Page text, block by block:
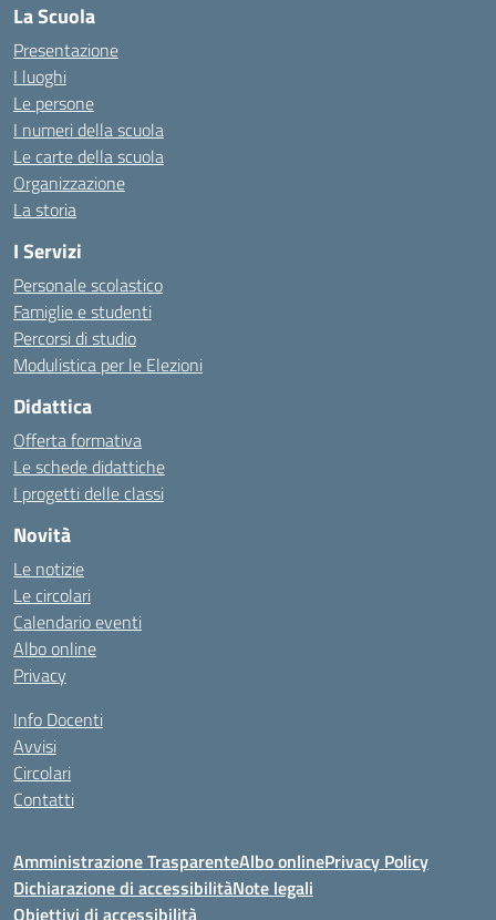
La Scuola
Presentazione
I luoghi
Le persone
I numeri della scuola
Le carte della scuola
Organizzazione
La storia
I Servizi
Personale scolastico
Famiglie e studenti
Percorsi di studio
Modulistica per le Elezioni
Didattica
Offerta formativa
Le schede didattiche
I progetti delle classi
Novità
Le notizie
Le circolari
Calendario eventi
Albo online
Privacy
Info Docenti
Avvisi
Circolari
Contatti
Amministrazione TrasparenteAlbo onlinePrivacy Policy
Dichiarazione di accessibilitàNote legali
Obiettivi di accessibilità